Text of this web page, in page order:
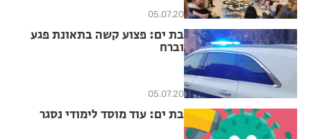
05.07.20
בת ים: פצוע קשה בתאונת פגע
וברח
05.07.20
בת ים: עוד מוסד לימודי נסגר